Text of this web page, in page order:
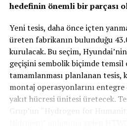
Sport ile Yere Basıyor
Türkiye’nin otomobiliTOGG
değerlerine sahip elektrikli
tutunma kabiliyeti çok daha
olarak bizzat deneyimlediğimiz
Sport, performans odaklı
hedefinin önemli bir parçası
Yeni tesis, daha önce içten
üreten fabrikanın bulunduğu
kurulacak. Bu seçim,
geçişini sembolik biçimde temsil
tamamlanması planlanan tesis,
montaj operasyonlarını entegre
yakıt hücresi ünitesi üretecek.
Grup’un “Hydrogen for